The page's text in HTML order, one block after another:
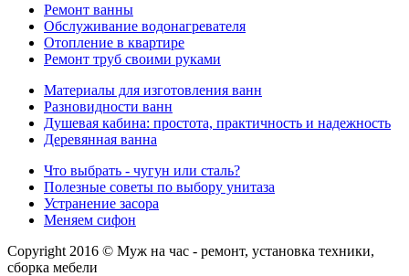
Ремонт ванны
Обслуживание водонагревателя
Отопление в квартире
Ремонт труб своими руками
Материалы для изготовления ванн
Разновидности ванн
Душевая кабина: простота, практичность и надежность
Деревянная ванна
Что выбрать - чугун или сталь?
Полезные советы по выбору унитаза
Устранение засора
Меняем сифон
Copyright 2016 © Муж на час - ремонт, установка техники,
сборка мебели